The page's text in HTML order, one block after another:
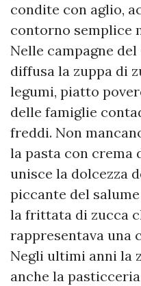
condite con aglio,
contorno semplice
Nelle campagne
diffusa la zuppa di
legumi, piatto
delle famiglie
freddi. Non
la pasta con crema
unisce la dolcezza
piccante del
la frittata di zucca
rappresentava una
Negli ultimi anni la
anche la